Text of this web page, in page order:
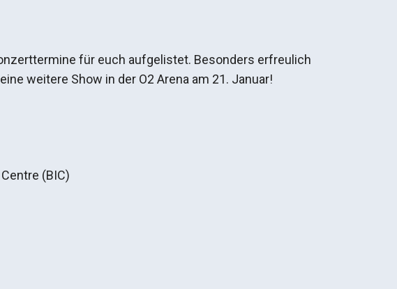
für euch aufgelistet. Besonders erfreulich
weitere Show in der O2 Arena am 21. Januar!
(BIC)